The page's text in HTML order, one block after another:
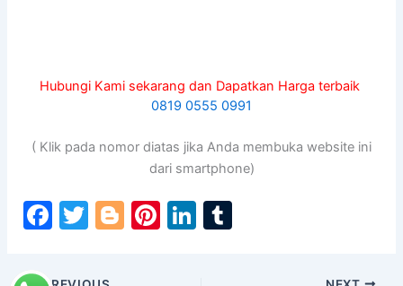
Hubungi Kami sekarang dan Dapatkan Harga terbaik
0819 0555 0991
( Klik pada nomor diatas jika Anda membuka website ini
dari smartphone)
F
c
T
itt
Bl Pi Li